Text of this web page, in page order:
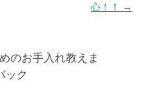
心！！
→
のお手入れ教えま
ック